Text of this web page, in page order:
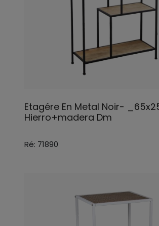
Etagére En Metal Noir-
Hierro+madera Dm
Ré: 71890